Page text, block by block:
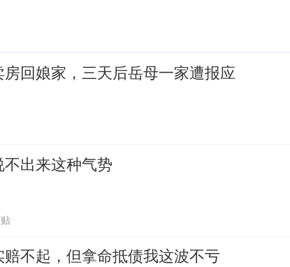
回娘家，三天后岳母一家遭报应
出来这种气势
不起，但拿命抵债我这波不亏